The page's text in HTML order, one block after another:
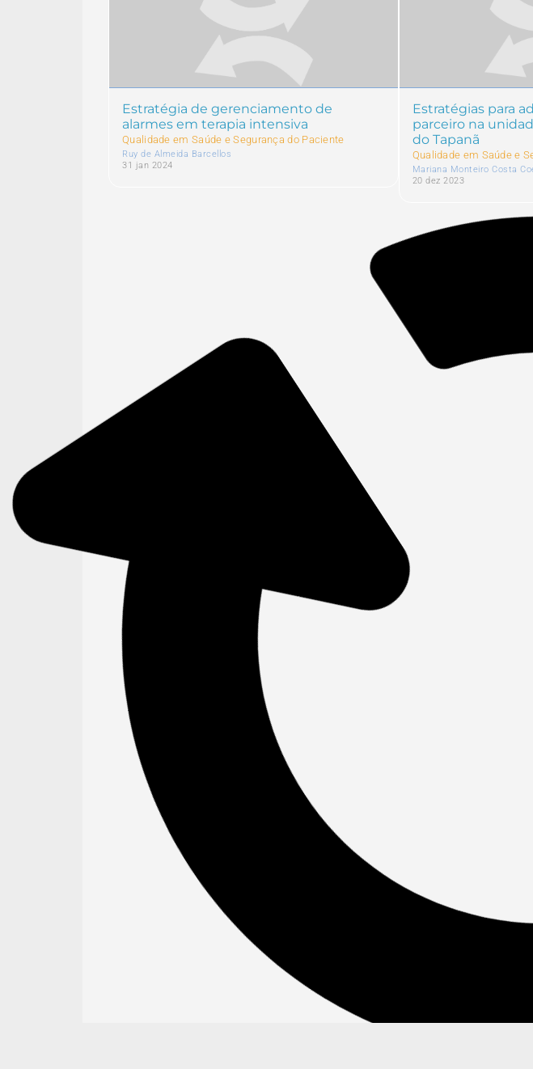
Estratégia de gerenciamento de
alarmes em terapia intensiva
Qualidade em Saúde e Segurança do Paciente
Ruy de Almeida Barcellos
31 jan 2024
Estratégias para
parceiro na
do Tapanã
Qualidade em Saúde e
Mariana Monteiro Costa
20 dez 2023
Ações para a segurança do paciente na
rede de saúde do município de Belford
Roxo
Qualidade em Saúde e Segurança do Paciente
David de Araujo Lizardo, Fabiano de Oliveira, Rosangela
Projeto
município do
Programa Língua Livre: um diferencial
em anquiloglossia de bebês no
município de Linhares (ES)
Qualidade em Saúde e Segurança do Paciente
Itamar Francisco Teixeira
02 fev 2016